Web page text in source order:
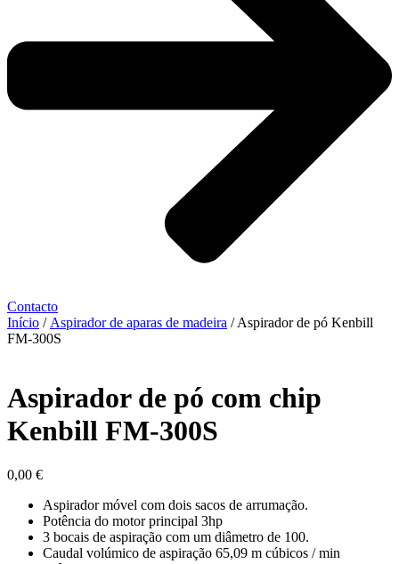
Contacto
Início / Aspirador de aparas de madeira / Aspirador de pó Kenbill
FM-300S
Aspirador de pó com chip
Kenbill FM-300S
0,00 €
Aspirador móvel com dois sacos de arrumação.
Potência do motor principal 3hp
3 bocais de aspiração com um diâmetro de 100.
Caudal volúmico de aspiração 65,09 m cúbicos / min